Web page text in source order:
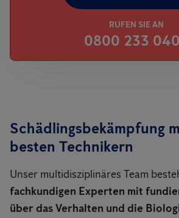
RUFEN SIE AN
0800 233
Schädlingsbekämpfung
besten Technikern
Unser multidisziplinäres Team
fachkundigen Experten mit
über das Verhalten und die